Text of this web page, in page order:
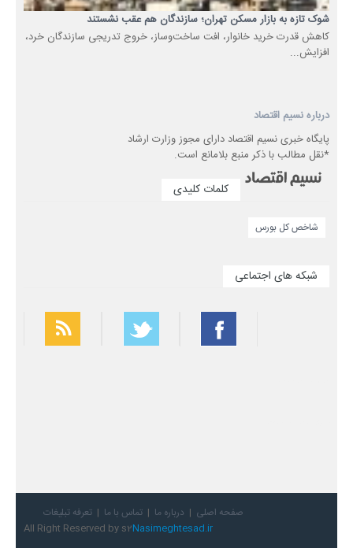
شوک تازه به بازار مسکن تهران؛ سازندگان هم عقب نشستند
کاهش قدرت خرید خانوار، افت ساخت‌وساز، خروج تدریجی سازندگان خرد،
افزایش...
درباره نسیم اقتصاد
پایگاه خبری نسیم اقتصاد دارای مجوز وزارت ارشاد
*نقل مطالب با ذکر منبع بلامانع است.
کلمات کلیدی
شاخص کل بورس
شبکه های اجتماعی
تعرفه تبلیغات تماس با ما درباره ما
صفحه اصلی
All Right Reserved by s2Nasimeghtesad.ir